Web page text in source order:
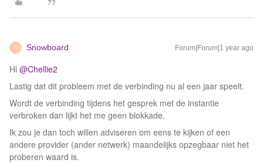
S Snowboard Forum|Forum|1 year ago
Hi @Chellie2
Lastig dat dit probleem met de verbinding nu al een jaar speelt.
Wordt de verbinding tijdens het gesprek met de instantie
verbroken dan lijkt het me geen blokkade.
Ik zou je dan toch willen adviseren om eens te kijken of een
andere provider (ander netwerk) maandelijks opzegbaar niet het
proberen waard is.